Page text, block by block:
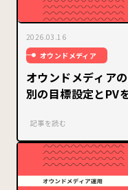
2026.03.16
オウンドメディア
オウンドメディア
別の目標設定とPV
記事を読む